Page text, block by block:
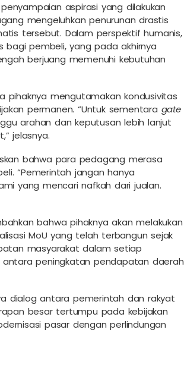
aspirasi yang dilakukan
mengeluhkan penurunan drastis
tersebut. Dalam perspektif humanis,
bagi pembeli, yang pada akhirnya
berjuang memenuhi kebutuhan
pihaknya mengutamakan kondusivitas
permanen. “Untuk sementara gate
arahan dan keputusan lebih lanjut
jelasnya.
bahwa para pedagang merasa
“Pemerintah jangan hanya
yang mencari nafkah dari jualan.
bahwa pihaknya akan melakukan
MoU yang telah terbangun sejak
masyarakat dalam setiap
peningkatan pendapatan daerah
dialog antara pemerintah dan rakyat
besar tertumpu pada kebijakan
pasar dengan perlindungan